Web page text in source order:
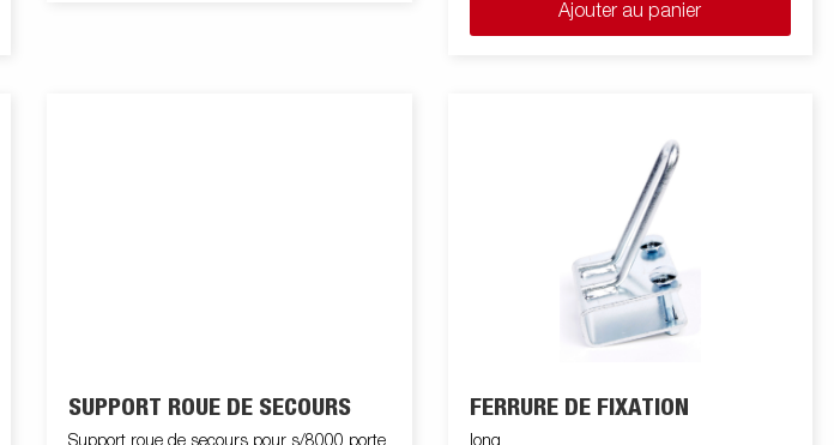
support et le kit de montage. Convient pour
les remorques de bateau et certains autres
Ajouter au panier
SUPPORT ROUE DE SECOURS
Support roue de secours pour s/8000 porte
FERRURE DE FIXATION
long